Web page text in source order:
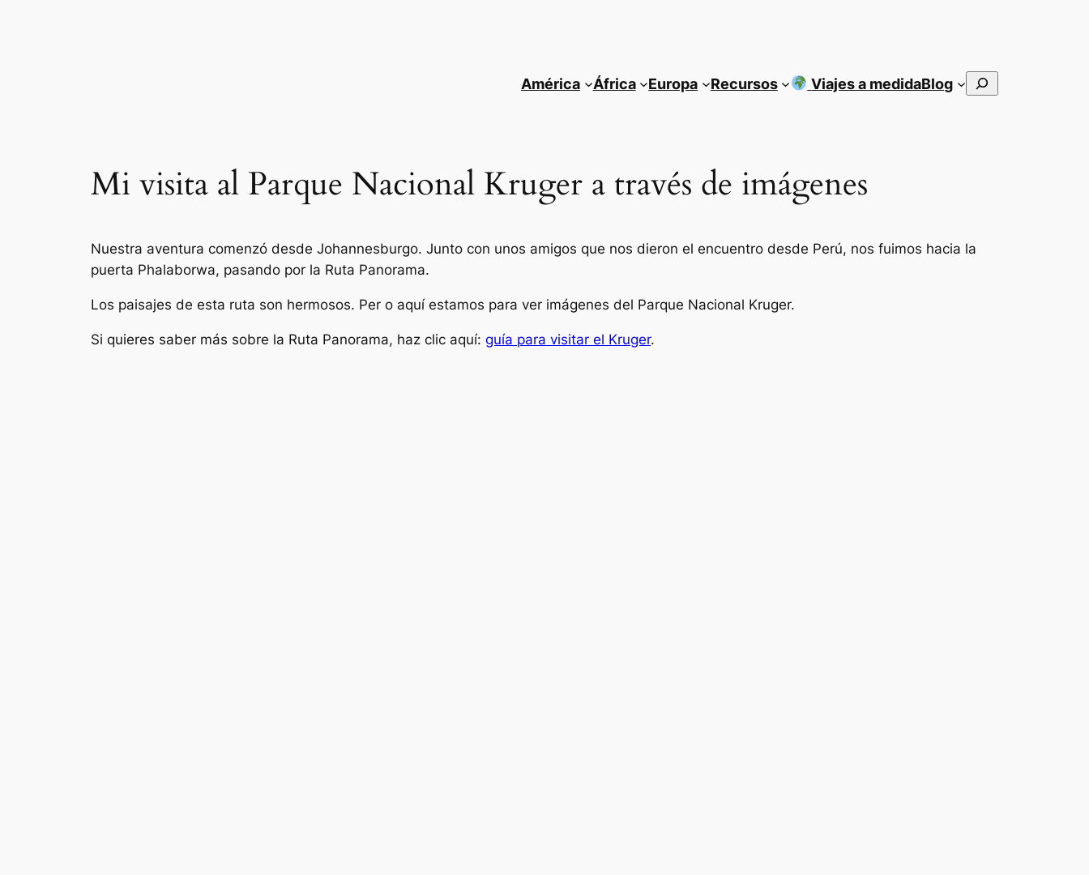
América África Europa Recursos Viajes a medidaBlog Buscar
Mi visita al Parque Nacional Kruger a través de imágenes
Nuestra aventura comenzó desde Johannesburgo. Junto con unos amigos que nos dieron el encuentro desde Perú, nos fuimos hacia la
puerta Phalaborwa, pasando por la Ruta Panorama.
Los paisajes de esta ruta son hermosos. Per o aquí estamos para ver imágenes del Parque Nacional Kruger.
Si quieres saber más sobre la Ruta Panorama, haz clic aquí: guía para visitar el Kruger.